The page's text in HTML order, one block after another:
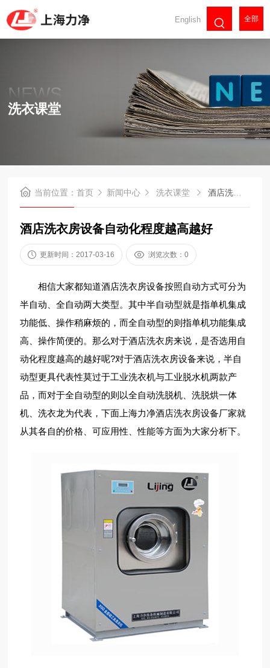
English 全部
NEWS
洗衣课堂
当前位置：首页 新闻中心 洗衣课堂 酒店洗衣房设备自动化程度越高越好
酒店洗衣房设备自动化程度越高越好
更新时间：2017-03-16 浏览次数：0
相信大家都知道酒店洗衣房设备按照自动方式可分为
半自动、全自动两大类型。其中半自动型就是指单机集成
功能低、操作稍麻烦的，而全自动型的则指单机功能集成
高、操作简便的。那么对于酒店洗衣房来说，是否选用自
动化程度越高的越好呢?对于酒店洗衣房设备来说，半自
动型更具代表性莫过于工业洗衣机与工业脱水机两款产
品，而对于全自动型的则以全自动洗脱机、洗脱烘一体
机、洗衣龙为代表，下面上海力净酒店洗衣房设备厂家就
从其各自的价格、可应用性、性能等方面为大家分析下。